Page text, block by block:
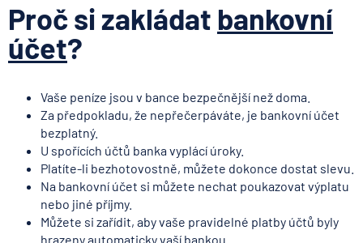
Proč si zakládat bankovní
účet?
Vaše peníze jsou v bance bezpečnější než doma.
Za předpokladu, že nepřečerpáváte, je bankovní účet
bezplatný.
U spořících účtů banka vyplácí úroky.
Platíte-li bezhotovostně, můžete dokonce dostat slevu.
Na bankovní účet si můžete nechat poukazovat výplatu
nebo jiné příjmy.
Můžete si zařídit, aby vaše pravidelné platby účtů byly
hrazeny automaticky vaší bankou.